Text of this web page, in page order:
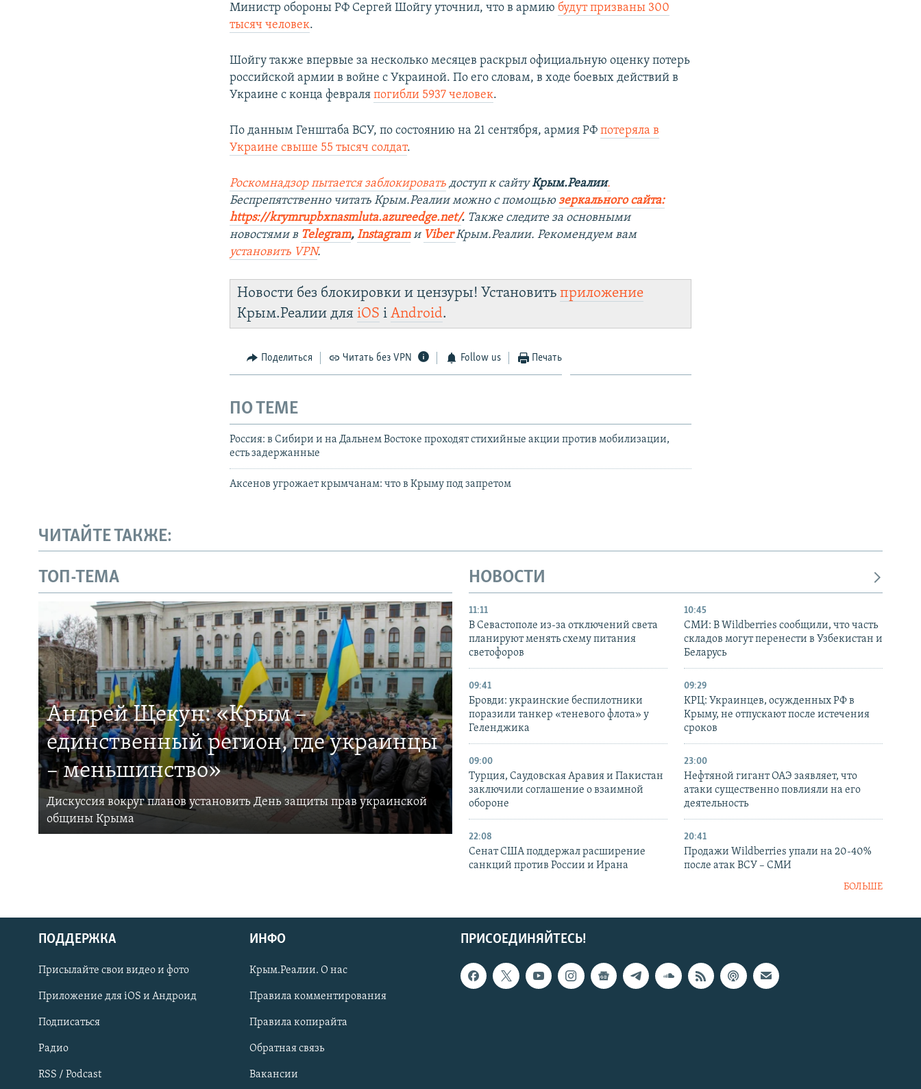
Українською
Qırımtatar
ПРИСОЕДИНЯЙТЕСЬ!
Министр обороны РФ Сергей Шойгу уточнил, что в армию будут призваны 300
тысяч человек.
Шойгу также впервые за несколько месяцев раскрыл официальную оценку потерь
российской армии в войне с Украиной. По его словам, в ходе боевых действий в
Украине с конца февраляпогибли 5937 человек.
По данным Генштаба ВСУ, по состоянию на 21 сентября, армия РФпотеряла в
Украине свыше 55 тысяч солдат.
Роскомнадзор пытается заблокировать доступ к сайтуКрым.Реалии.
Беспрепятственно читать Крым.Реалии можно с помощьюзеркального сайта:
https://krymrupbxnasmluta.azureedge.net/. ​ Также следите за основными
новостями в Telegram, Instagram и ViberКрым.Реалии. Рекомендуем вам
установить VPN.
Новости без блокировки и цензуры! Установитьприложение
Крым.Реалии дляiOS іAndroid.
Поделиться Читать без VPN Follow us Печать
ПО ТЕМЕ
Россия: в Сибири и на Дальнем Востоке проходят стихийные акции против мобилизации,
есть задержанные
Аксенов угрожает крымчанам: что в Крыму под запретом
ЧИТАЙТЕ ТАКЖЕ:
ТОП-ТЕМА
Андрей Щекун: «Крым –
единственный регион, где украинцы
– меньшинство»
Дискуссия вокруг планов установить День защиты прав украинской
общины Крыма
НОВОСТИ
11:11
В Севастополе из-за отключений света
планируют менять схему питания
светофоров
10:45
СМИ: В Wildberries сообщили, что часть
складов могут перенести в Узбекистан и
Беларусь
09:41
Бровди: украинские беспилотники
поразили танкер «теневого флота» у
Геленджика
09:29
КРЦ: Украинцев, осужденных РФ в
Крыму, не отпускают после истечения
сроков
09:00
Турция, Саудовская Аравия и Пакистан
заключили соглашение о взаимной
обороне
23:00
Нефтяной гигант ОАЭ заявляет, что
атаки существенно повлияли на его
деятельность
22:08
Сенат США поддержал расширение
санкций против России и Ирана
20:41
Продажи Wildberries упали на 20-40%
после атак ВСУ – СМИ
БОЛЬШЕ
ПРИСОЕДИНЯЙТЕСЬ!
ПОДДЕРЖКА
Присылайте свои видео и фото
Приложение для iOS и Андроид
Подписаться
Радио
RSS / Podcast
ИНФО
Крым.Реалии. О нас
Правила комментирования
Правила копирайта
Обратная связь
Вакансии